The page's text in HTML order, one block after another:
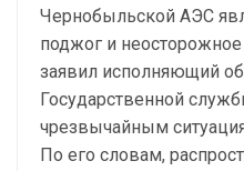
Чернобыльской АЭС
поджог и
заявил исполняющий
Государственной
чрезвычайным
По его словам,